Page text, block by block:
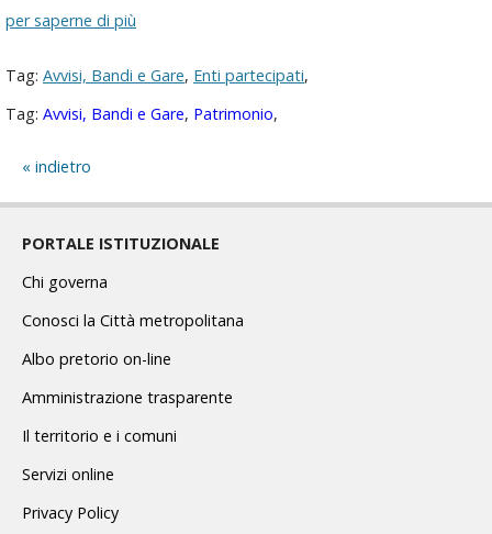
per saperne di più
Tag: Avvisi, Bandi e Gare, Enti partecipati,
Tag: Avvisi, Bandi e Gare, Patrimonio,
indietro
PORTALE ISTITUZIONALE
Chi governa
Conosci la Città metropolitana
Albo pretorio on-line
Amministrazione trasparente
Il territorio e i comuni
Servizi online
Privacy Policy